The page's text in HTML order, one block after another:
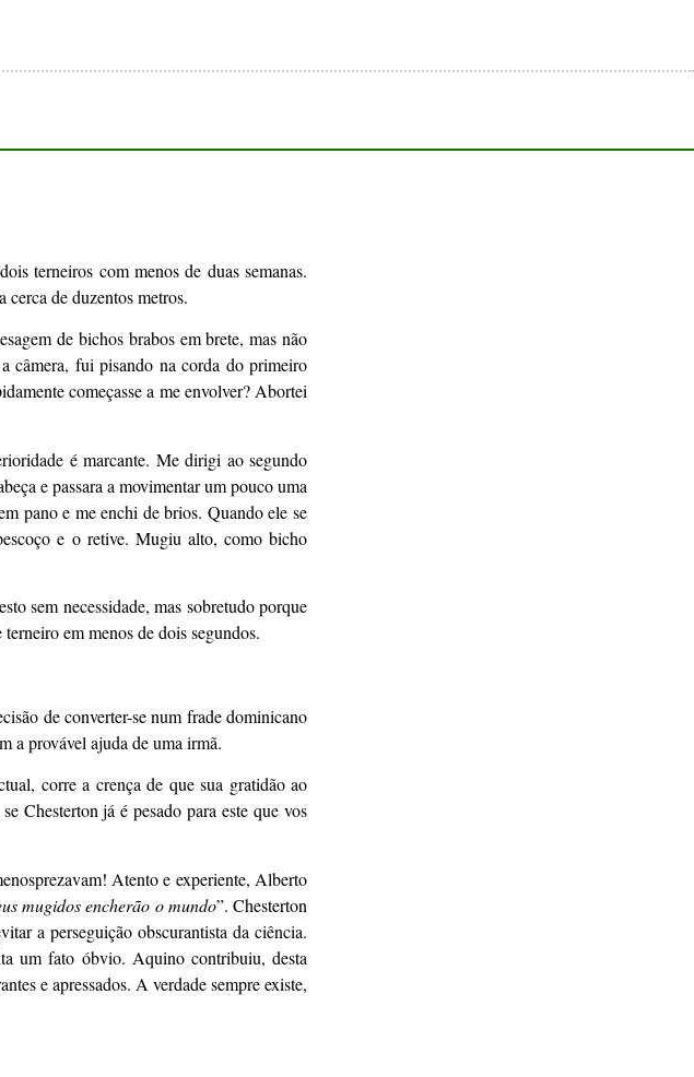
terneiros com menos de duas semanas.
cerca de duzentos metros.
de bichos brabos em brete, mas não
câmera, fui pisando na corda do primeiro
começasse a me envolver? Abortei
é marcante. Me dirigi ao segundo
e passara a movimentar um pouco uma
pano e me enchi de brios. Quando ele se
e o retive. Mugiu alto, como bicho
sem necessidade, mas sobretudo porque
em menos de dois segundos.
de converter-se num frade dominicano
a provável ajuda de uma irmã.
corre a crença de que sua gratidão ao
Chesterton já é pesado para este que vos
Atento e experiente, Alberto
mugidos encherão o mundo”. Chesterton
a perseguição obscurantista da ciência.
um fato óbvio. Aquino contribuiu, desta
e apressados. A verdade sempre existe,